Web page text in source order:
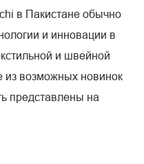
в Пакистане обычно
и инновации в
и швейной
возможных новинок
представлены на